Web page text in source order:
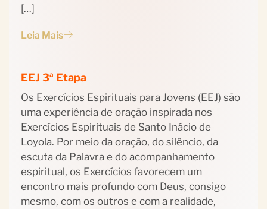
[…]
Leia Mais
EEJ 3ª Etapa
Os Exercícios Espirituais para Jovens (EEJ) são
uma experiência de oração inspirada nos
Exercícios Espirituais de Santo Inácio de
Loyola. Por meio da oração, do silêncio, da
escuta da Palavra e do acompanhamento
espiritual, os Exercícios favorecem um
encontro mais profundo com Deus, consigo
mesmo, com os outros e com a realidade,